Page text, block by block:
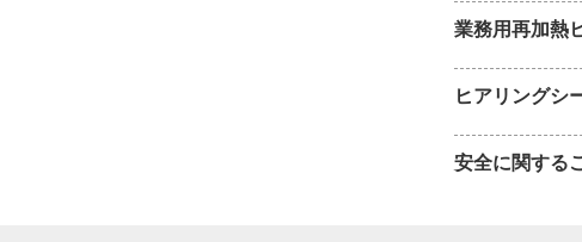
業務用再加熱
ヒアリングシ
安全に関する